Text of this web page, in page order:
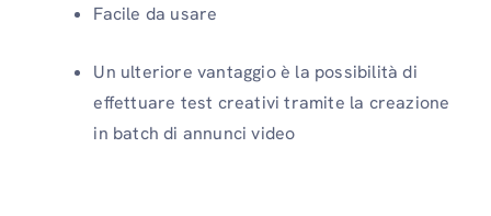
Facile da usare
Un ulteriore vantaggio è la possibilità di
effettuare test creativi tramite la creazione
in batch di annunci video